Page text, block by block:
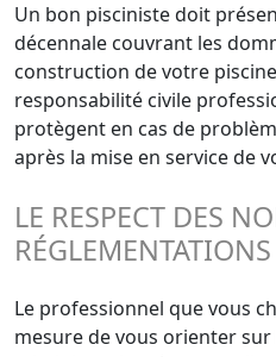
Un bon pisciniste doit
décennale couvrant les
construction de votre
responsabilité civile
protègent en cas de
après la mise en service de
LE RESPECT DES
RÉGLEMENTATIONS
Le professionnel que vous
mesure de vous orienter